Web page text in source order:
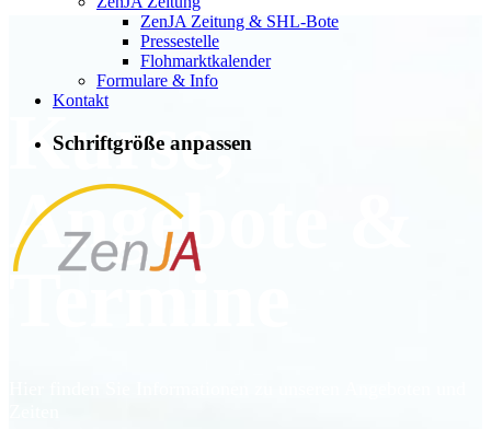
ZenJA Zeitung & SHL-Bote
Pressestelle
Flohmarktkalender
Formulare & Info
Kontakt
Schriftgröße anpassen
Kurse,
Angebote &
Termine